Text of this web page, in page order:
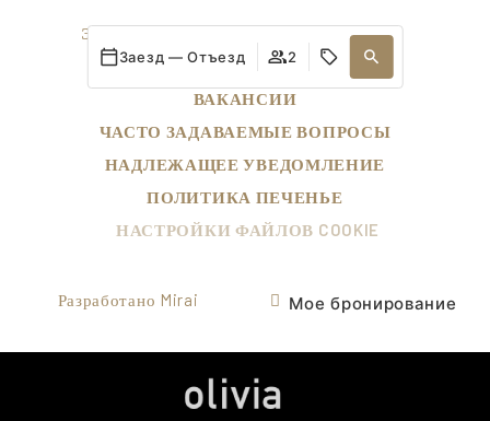
Заезд — Отъезд 2
ЭКОЛОГИЧЕСКАЯ УСТОЙЧИВОСТЬ
КОНТАКТ
ВАКАНСИИ
ЧАСТО ЗАДАВАЕМЫЕ ВОПРОСЫ
НАДЛЕЖАЩЕЕ УВЕДОМЛЕНИЕ
ПОЛИТИКА ПЕЧЕНЬЕ
НАСТРОЙКИ ФАЙЛОВ COOKIE
Разработано Mirai Мое бронирование